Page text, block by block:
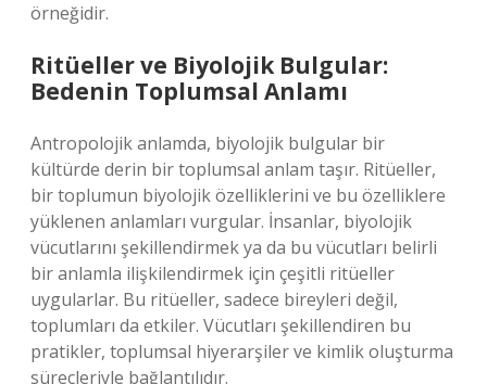
örneğidir.
Ritüeller ve Biyolojik Bulgular:
Bedenin Toplumsal Anlamı
Antropolojik anlamda, biyolojik bulgular bir
kültürde derin bir toplumsal anlam taşır. Ritüeller,
bir toplumun biyolojik özelliklerini ve bu özelliklere
yüklenen anlamları vurgular. İnsanlar, biyolojik
vücutlarını şekillendirmek ya da bu vücutları belirli
bir anlamla ilişkilendirmek için çeşitli ritüeller
uygularlar. Bu ritüeller, sadece bireyleri değil,
toplumları da etkiler. Vücutları şekillendiren bu
pratikler, toplumsal hiyerarşiler ve kimlik oluşturma
süreçleriyle bağlantılıdır.